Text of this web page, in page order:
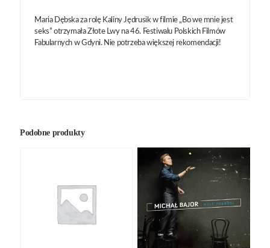
Maria Dębska za rolę Kaliny Jędrusik w filmie „Bo we mnie jest
seks” otrzymała Złote Lwy na 46. Festiwalu Polskich Filmów
Fabularnych w Gdyni. Nie potrzeba większej rekomendacji!
Podobne produkty